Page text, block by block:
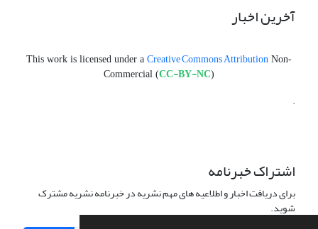
آخرین اخبار
This work is licensed under a Creative Commons Attribution Non-
Commercial (CC-BY-NC)
.
اشتراک خبرنامه
برای دریافت اخبار و اطلاعیه های مهم نشریه در خبرنامه نشریه مشترک
شوید.